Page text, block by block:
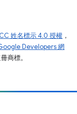
姓名標示 4.0 授權 ，
Developers 網
商標。